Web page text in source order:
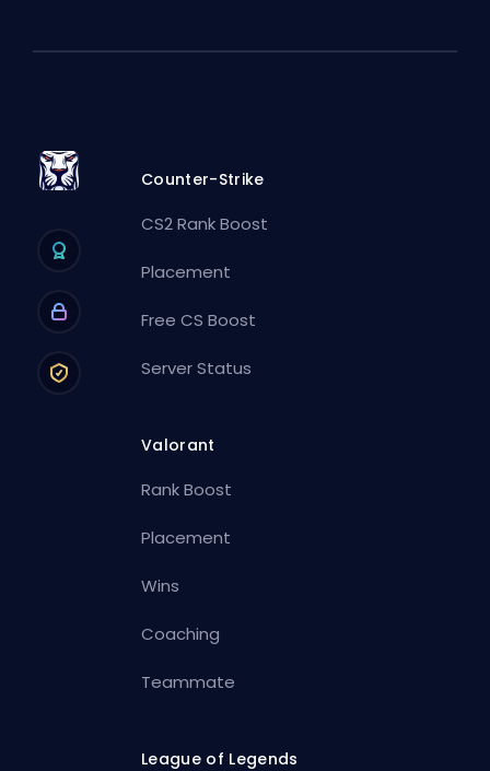
Counter-Strike
CS2 Rank Boost
Placement
Free CS Boost
Server Status
Valorant
Rank Boost
Placement
Wins
Coaching
Teammate
League of Legends